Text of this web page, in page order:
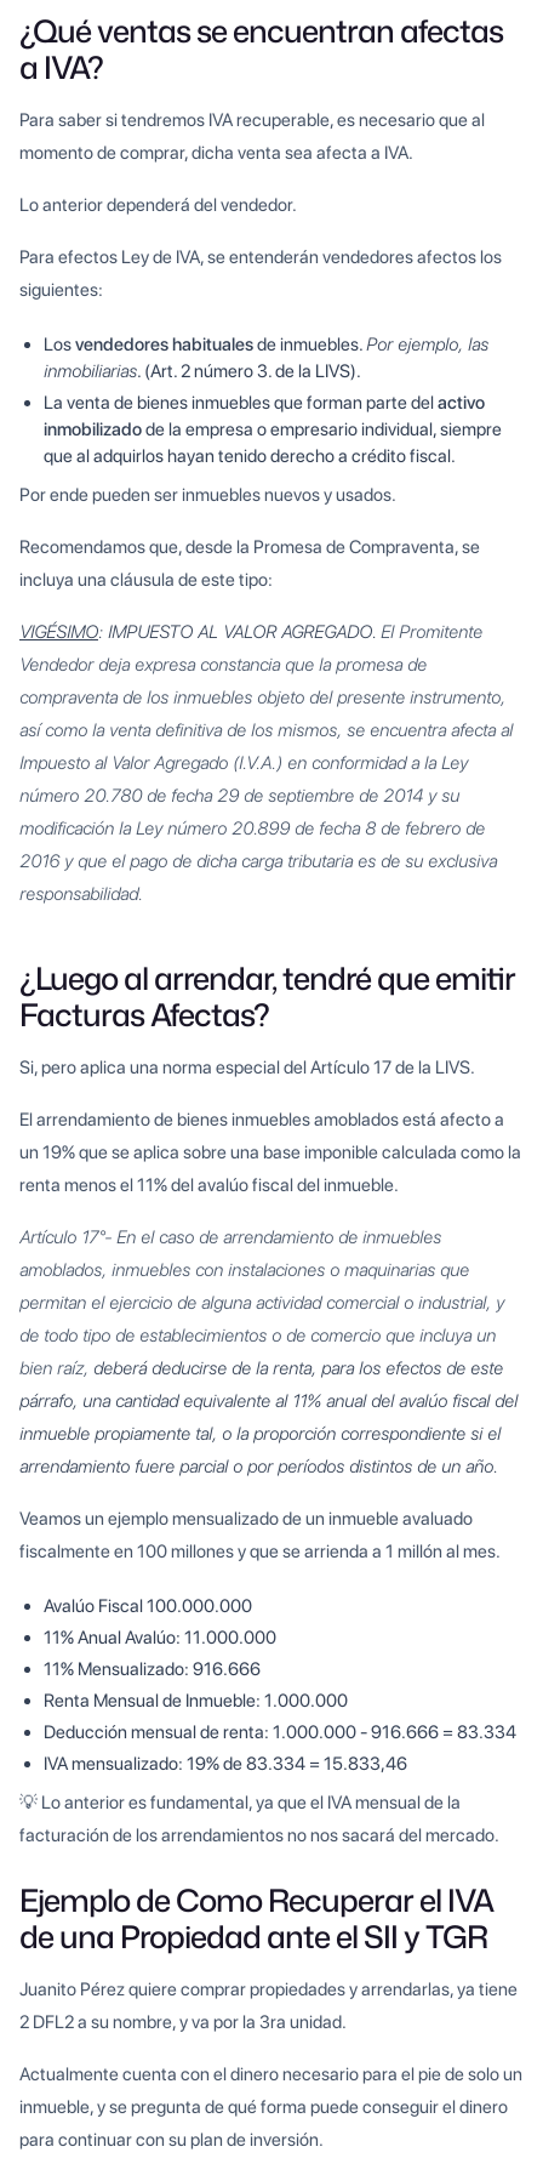
¿Qué ventas se encuentran afectas
a IVA?
Para saber si tendremos IVA recuperable, es necesario que al
momento de comprar, dicha venta sea afecta a IVA.
Lo anterior dependerá del vendedor.
Para efectos Ley de IVA, se entenderán vendedores afectos los
siguientes:
Losvendedores habitualesde inmuebles.Por ejemplo, las
inmobiliarias. (Art. 2 número 3. de la LIVS).
La venta de bienes inmuebles que forman parte delactivo
inmobilizadode la empresa o empresario individual, siempre
que al adquirlos hayan tenido derecho a crédito fiscal.
Por ende pueden ser inmuebles nuevos y usados.
Recomendamos que, desde la Promesa de Compraventa, se
incluya una cláusula de este tipo:
VIGÉSIMO: IMPUESTO AL VALOR AGREGADO. El Promitente
Vendedor deja expresa constancia que la promesa de
compraventa de los inmuebles objeto del presente instrumento,
así como la venta definitiva de los mismos, se encuentra afecta al
Impuesto al Valor Agregado (I.V.A.) en conformidad a la Ley
número 20.780 de fecha 29 de septiembre de 2014 y su
modificación la Ley número 20.899 de fecha 8 de febrero de
2016 y que el pago de dicha carga tributaria es de su exclusiva
responsabilidad.
¿Luego al arrendar, tendré que emitir
Facturas Afectas?
Si, pero aplica una norma especial del Artículo 17 de la LIVS.
El arrendamiento de bienes inmuebles amoblados está afecto a
un 19% que se aplica sobre una base imponible calculada como la
renta menos el 11% del avalúo fiscal del inmueble.
Artículo 17°- En el caso de arrendamiento de inmuebles
amoblados, inmuebles con instalaciones o maquinarias que
permitan el ejercicio de alguna actividad comercial o industrial, y
de todo tipo de establecimientos o de comercio que incluya un
bien raíz, deberá deducirse de la renta, para los efectos de este
párrafo, una cantidad equivalente al 11% anual del avalúo fiscal del
inmueble propiamente tal, o la proporción correspondiente si el
arrendamiento fuere parcial o por períodos distintos de un año.
Veamos un ejemplo mensualizado de un inmueble avaluado
fiscalmente en 100 millones y que se arrienda a 1 millón al mes.
Avalúo Fiscal 100.000.000
11% Anual Avalúo: 11.000.000
11% Mensualizado: 916.666
Renta Mensual de Inmueble: 1.000.000
Deducción mensual de renta: 1.000.000 - 916.666 = 83.334
IVA mensualizado: 19% de 83.334 = 15.833,46
💡 Lo anterior es fundamental, ya que el IVA mensual de la
facturación de los arrendamientos no nos sacará del mercado.
Ejemplo de Como Recuperar el IVA
de una Propiedad ante el SII y TGR
Juanito Pérez quiere comprar propiedades y arrendarlas, ya tiene
2 DFL2 a su nombre, y va por la 3ra unidad.
Actualmente cuenta con el dinero necesario para el pie de solo un
inmueble, y se pregunta de qué forma puede conseguir el dinero
para continuar con su plan de inversión.